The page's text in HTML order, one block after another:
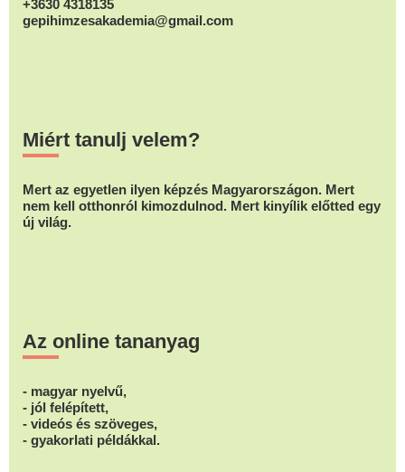
+3630 4318135
gepihimzesakademia@gmail.com
Miért tanulj velem?
Mert az egyetlen ilyen képzés Magyarországon. Mert
nem kell otthonról kimozdulnod. Mert kinyílik előtted egy
új világ.
Az online tananyag
- magyar nyelvű,
- jól felépített,
- videós és szöveges,
- gyakorlati példákkal.